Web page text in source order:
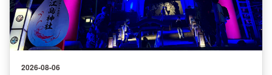
2026-08-06